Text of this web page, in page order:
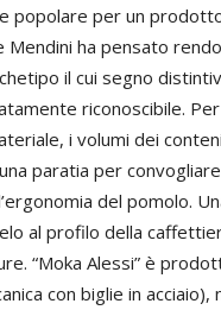
popolare per un
ha pensato
il cui segno
riconoscibile.
i volumi dei
paratia per
del pomolo.
al profilo della
“Moka Alessi” è
con biglie in